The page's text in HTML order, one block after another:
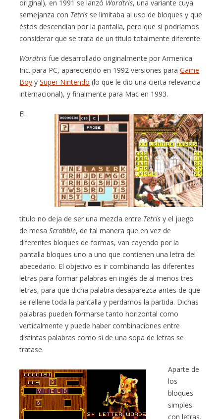
original), en 1991 se lanzó Wordtris, una variante cuya
semejanza con Tetris se limitaba al uso de bloques y que
éstos descendían por la pantalla, pero que si podríamos
considerar que se trata de un título totalmente diferente.
Wordtris fue desarrollado originalmente por Armenica
Inc. para PC, apareciendo en 1992 versiones paraGame
Boy ySuper Nintendo (lo que le dio una cierta relevancia
internacional), y finalmente para Mac en 1993.
El
título no deja de ser una mezcla entre Tetris y el juego
de mesaScrabble, de tal manera que en vez de
diferentes bloques de formas, van cayendo por la
pantalla bloques uno a uno que contienen una letra del
abecedario. El objetivo es ir combinando las diferentes
letras para formar palabras en inglés de al menos tres
letras, para que dicha palabra desaparezca antes de que
se rellene toda la pantalla y perdamos la partida. Dichas
palabras pueden formarse tanto horizontal como
verticalmente y puede haber combinaciones entre
distintas palabras como si de una sopa de letras se
tratase.
Aparte de
los
bloques
simples
con letras,